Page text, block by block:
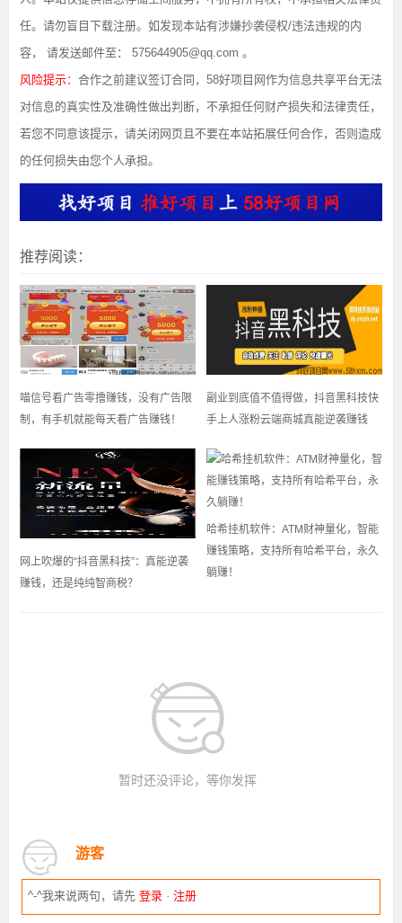
任。请勿盲目下载注册。如发现本站有涉嫌抄袭侵权/违法违规的内
容， 请发送邮件至： 575644905@qq.com 。
风险提示：合作之前建议签订合同，58好项目网作为信息共享平台无法
对信息的真实性及准确性做出判断，不承担任何财产损失和法律责任，
若您不同意该提示，请关闭网页且不要在本站拓展任何合作，否则造成
的任何损失由您个人承担。
推荐阅读：
喵信号看广告零撸赚钱，没有广告限
制，有手机就能每天看广告赚钱！
副业到底值不值得做，抖音黑科技快
手上人涨粉云端商城真能逆袭赚钱
网上吹爆的“抖音黑科技”：真能逆袭
赚钱，还是纯纯智商税？
哈希挂机软件：ATM财神量化，智能
赚钱策略，支持所有哈希平台，永久
躺赚！
暂时还没评论，等你发挥
游客
^-^我来说两句，请先登录 · 注册